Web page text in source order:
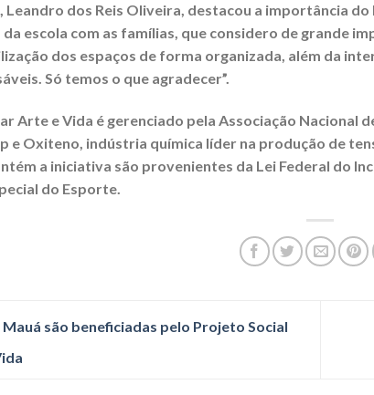
dos Reis Oliveira, destacou a importância
escola com as famílias, que considero de grande
dos espaços de forma organizada, além da
Só temos o que agradecer”.
Arte e Vida é gerenciado pela Associação Nacional
e Oxiteno, indústria química líder na produção de
a iniciativa são provenientes da Lei Federal do
do Esporte.
Mauá são beneficiadas pelo Projeto Social